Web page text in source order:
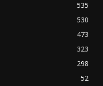
535
530
473
323
298
52